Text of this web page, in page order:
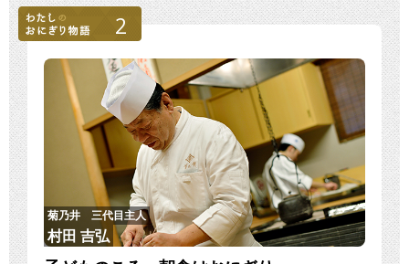
2
菊乃井 三代目主人
村田 吉弘